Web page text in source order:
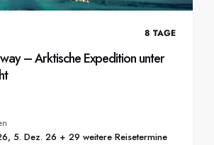
8 TAGE
– Arktische Expedition unter
5. Dez. 26 + 29 weitere Reisetermine